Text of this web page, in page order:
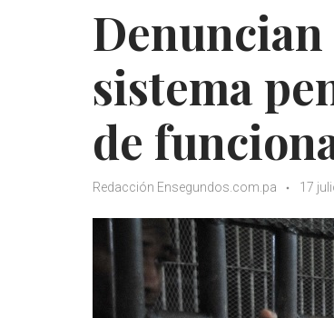
sistema
de
Redacción Ensegundos.com.pa 17